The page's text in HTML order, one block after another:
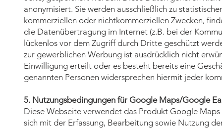
anonymisiert. Sie werden ausschließlich zu
kommerziellen oder nichtkommerziellen Zwecken,
die Datenübertragung im Internet (z.B. bei der
lückenlos vor dem Zugriff durch Dritte geschützt
zur gewerblichen Werbung ist ausdrücklich nicht
Einwilligung erteilt oder es besteht bereits eine
genannten Personen widersprechen hiermit jeder
5. Nutzungsbedingungen für Google Maps/Google
Diese Webseite verwendet das Produkt Google
sich mit der Erfassung, Bearbeitung sowie Nutzung